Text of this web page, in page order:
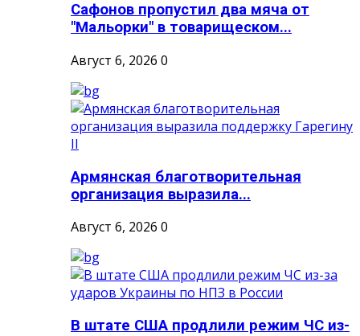
Сафонов пропустил два мяча от
"Мальорки" в товарищеском...
Август 6, 2026 0
Армянская благотворительная
организация выразила...
Август 6, 2026 0
В штате США продлили режим ЧС из-